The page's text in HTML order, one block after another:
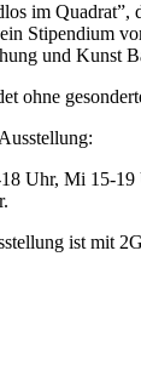
im Quadrat”,
Stipendium
und Kunst
ohne
Uhr, Mi 15-
ist mit